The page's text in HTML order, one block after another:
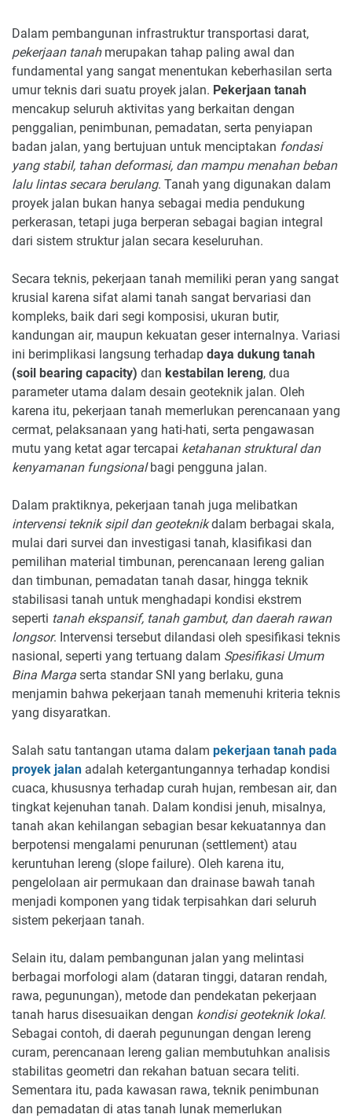
Dalam pembangunan infrastruktur transportasi darat,
pekerjaan tanahmerupakan tahap paling awal dan
fundamental yang sangat menentukan keberhasilan serta
umur teknis dari suatu proyek jalan. Pekerjaan tanah
mencakup seluruh aktivitas yang berkaitan dengan
penggalian, penimbunan, pemadatan, serta penyiapan
badan jalan, yang bertujuan untuk menciptakan fondasi
yang stabil, tahan deformasi, dan mampu menahan beban
lalu lintas secara berulang. Tanah yang digunakan dalam
proyek jalan bukan hanya sebagai media pendukung
perkerasan, tetapi juga berperan sebagai bagian integral
dari sistem struktur jalan secara keseluruhan.
Secara teknis, pekerjaan tanah memiliki peran yang sangat
krusial karena sifat alami tanah sangat bervariasi dan
kompleks, baik dari segi komposisi, ukuran butir,
kandungan air, maupun kekuatan geser internalnya. Variasi
ini berimplikasi langsung terhadap daya dukung tanah
(soil bearing capacity) dan kestabilan lereng, dua
parameter utama dalam desain geoteknik jalan. Oleh
karena itu, pekerjaan tanah memerlukan perencanaan yang
cermat, pelaksanaan yang hati-hati, serta pengawasan
mutu yang ketat agar tercapai ketahanan struktural dan
kenyamanan fungsionalbagi pengguna jalan.
Dalam praktiknya, pekerjaan tanah juga melibatkan
intervensi teknik sipil dan geoteknikdalam berbagai skala,
mulai dari survei dan investigasi tanah, klasifikasi dan
pemilihan material timbunan, perencanaan lereng galian
dan timbunan, pemadatan tanah dasar, hingga teknik
stabilisasi tanah untuk menghadapi kondisi ekstrem
seperti tanah ekspansif, tanah gambut, dan daerah rawan
longsor. Intervensi tersebut dilandasi oleh spesifikasi teknis
nasional, seperti yang tertuang dalam Spesifikasi Umum
Bina Marga serta standar SNI yang berlaku, guna
menjamin bahwa pekerjaan tanah memenuhi kriteria teknis
yang disyaratkan.
Salah satu tantangan utama dalam pekerjaan tanah pada
proyek jalan adalah ketergantungannya terhadap kondisi
cuaca, khususnya terhadap curah hujan, rembesan air, dan
tingkat kejenuhan tanah. Dalam kondisi jenuh, misalnya,
tanah akan kehilangan sebagian besar kekuatannya dan
berpotensi mengalami penurunan (settlement) atau
keruntuhan lereng (slope failure). Oleh karena itu,
pengelolaan air permukaan dan drainase bawah tanah
menjadi komponen yang tidak terpisahkan dari seluruh
sistem pekerjaan tanah.
Selain itu, dalam pembangunan jalan yang melintasi
berbagai morfologi alam (dataran tinggi, dataran rendah,
rawa, pegunungan), metode dan pendekatan pekerjaan
tanah harus disesuaikan dengan kondisi geoteknik lokal.
Sebagai contoh, di daerah pegunungan dengan lereng
curam, perencanaan lereng galian membutuhkan analisis
stabilitas geometri dan rekahan batuan secara teliti.
Sementara itu, pada kawasan rawa, teknik penimbunan
dan pemadatan di atas tanah lunak memerlukan